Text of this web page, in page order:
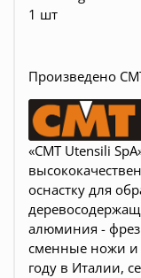
1 шт
Произведено
«CMT Utensili
оснастку для
алюминия -
сменные ножи и
году в Италии,